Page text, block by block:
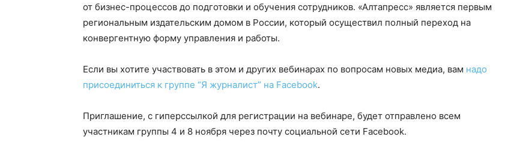
от бизнес-процессов до подготовки и обучения сотрудников. «Алтапресс» является первым
региональным издательским домом в России, который осуществил полный переход на
конвергентную форму управления и работы.
Если вы хотите участвовать в этом и других вебинарах по вопросам новых медиа, вам надо
присоединиться к группе “Я журналист” на Facebook.
Приглашение, с гиперссылкой для регистрации на вебинаре, будет отправлено всем
участникам группы 4 и 8 ноября через почту социальной сети Facebook.